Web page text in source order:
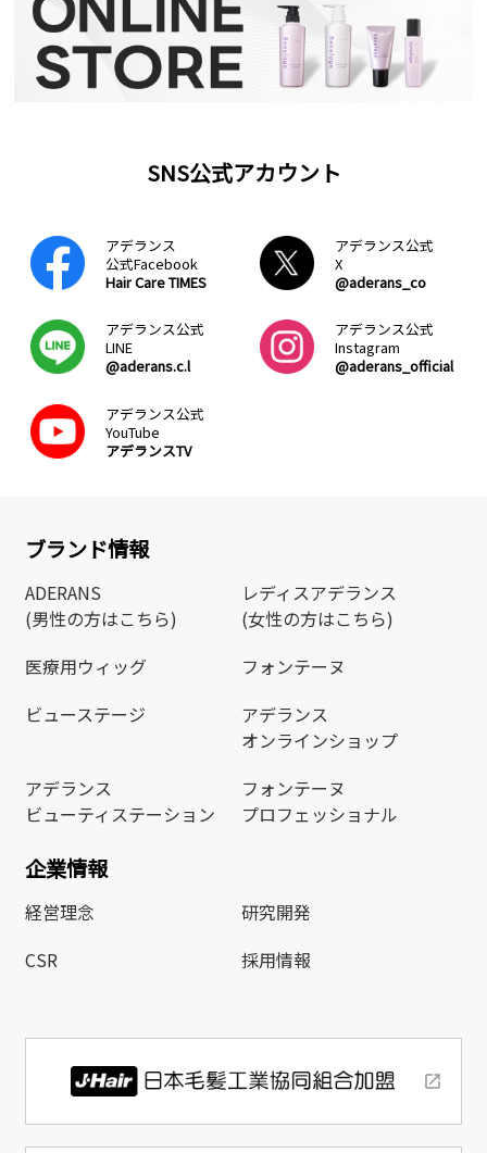
SNS公式アカウント
アデランス
公式Facebook
Hair Care TIMES
アデランス公式
X
@aderans_co
アデランス公式
LINE
@aderans.c.l
アデランス公式
Instagram
@aderans_official
アデランス公式
YouTube
アデランスTV
ブランド情報
ADERANS
(男性の方はこちら)
レディスアデランス
(女性の方はこちら)
医療用ウィッグ
フォンテーヌ
ビューステージ
アデランス
オンラインショップ
アデランス
ビューティステーション
フォンテーヌ
プロフェッショナル
企業情報
経営理念
研究開発
CSR
採用情報